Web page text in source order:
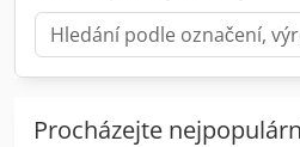
Procházejte